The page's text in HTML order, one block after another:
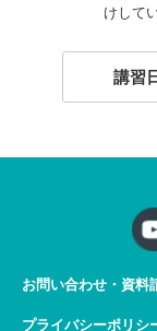
けして
講習
お問い合わせ・資料
プライバシーポリシ